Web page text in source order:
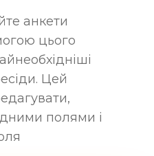
анкети
цього
Цей
полями і